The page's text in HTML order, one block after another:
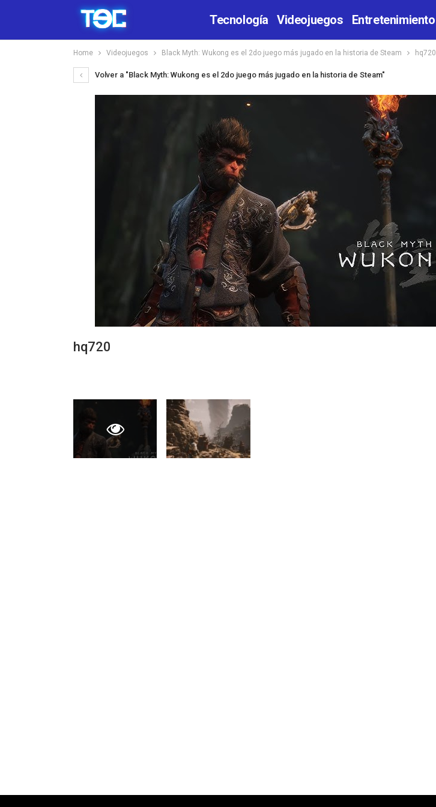
Tecnología Videojuegos Entretenimiento
Home Videojuegos Black Myth: Wukong es el 2do juego más jugado en la historia de Steam hq720
Volver a "Black Myth: Wukong es el 2do juego más jugado en la historia de Steam"
hq720